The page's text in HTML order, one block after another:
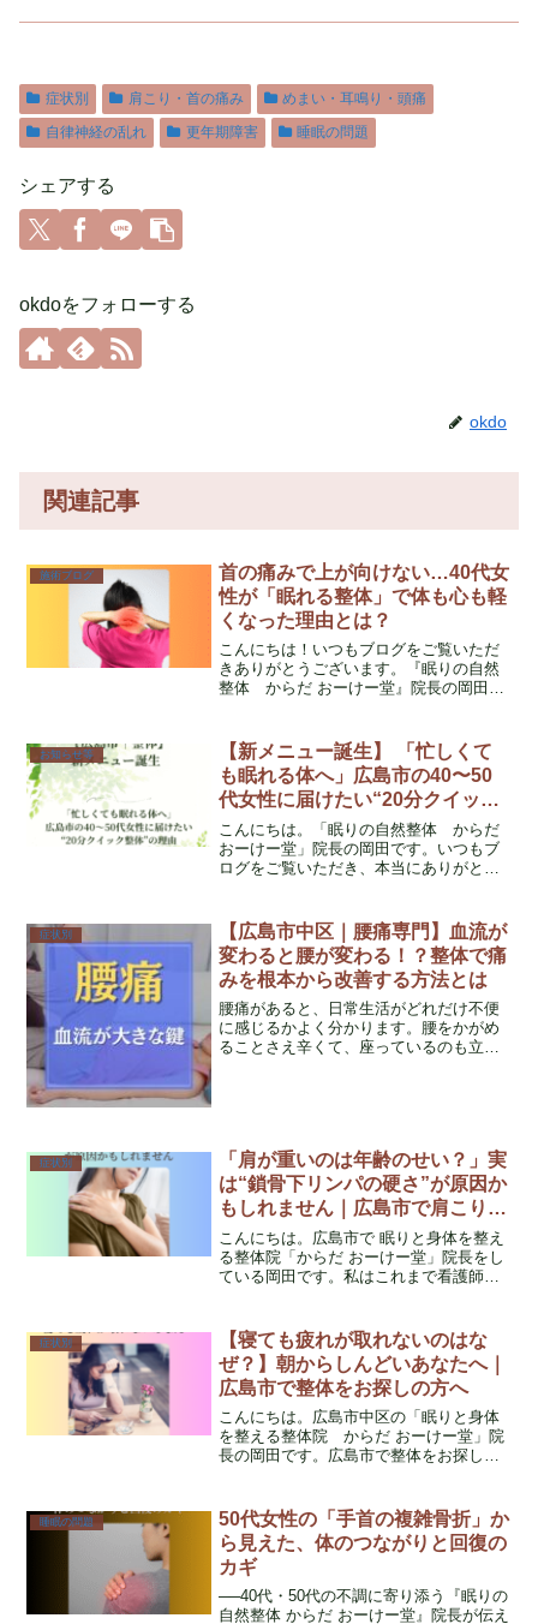
症状別 肩こり・首の痛み
めまい・耳鳴り・頭痛
自律神経の乱れ
更年期障害 睡眠の問題
シェアする
okdoをフォローする
okdo
関連記事
施術ブログ
首の痛みで上が向けない…40代女
性が「眠れる整体」で体も心も軽
くなった理由とは？
こんにちは！いつもブログをご覧いただ
きありがとうございます。『眠りの自然
整体 からだ おーけー堂』院長の岡田で
な体の痛み」や「睡眠に関するお悩み」
などをテーマに、少しで...
お知らせ等
【新メニュー誕生】 「忙しくて
も眠れる体へ」広島市の40〜50
代女性に届けたい“20分クイック
整体”の理由
こんにちは。「眠りの自然整体 からだ
おーけー堂」院長の岡田です。いつもブ
ログをご覧いただき、本当にありがとう
届けします。ただの「お知らせ」ではな
く、「どうしてこのメニ...
症状別
【広島市中区｜腰痛専門】血流が
変わると腰が変わる！？整体で痛
みを根本から改善する方法とは
腰痛があると、日常生活がどれだけ不便
に感じるかよく分かります。腰をかがめ
ることさえ辛くて、座っているのも立っ
症状別
「肩が重いのは年齢のせい？」実
は“鎖骨下リンパの硬さ”が原因か
もしれません｜広島市で肩こり・
不眠に悩む40代50代女性へ
こんにちは。広島市で 眠りと身体を整え
る整体院「からだ おーけー堂」院長をし
ている岡田です。私はこれまで看護師と
して、特に 病院では「異常なし」と言わ
れた 何年も肩こ...
症状別
【寝ても疲れが取れないのはな
ぜ？】朝からしんどいあなたへ｜
広島市で整体をお探しの方へ
こんにちは。広島市中区の「眠りと身体
を整える整体院 からだ おーけー堂」院
長の岡田です。広島市で整体をお探しの
何をしてもスッキリしない 腰痛やだるさ
がずっと続いて...
睡眠の問題
50代女性の「手首の複雑骨折」か
ら見えた、体のつながりと回復の
カギ
──40代・50代の不調に寄り添う『眠りの
自然整体 からだ おーけー堂』院長が伝え